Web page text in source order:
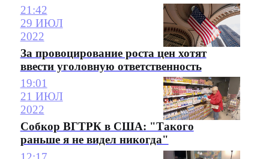
21:42
29 ИЮЛ
2022
За провоцирование роста цен хотят
ввести уголовную ответственность
19:01
21 ИЮЛ
2022
Собкор ВГТРК в США: "Такого
раньше я не видел никогда"